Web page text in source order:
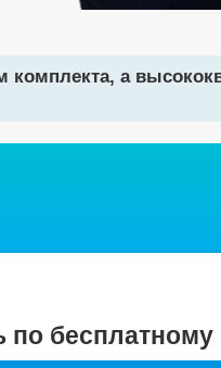
комплекта, а
по